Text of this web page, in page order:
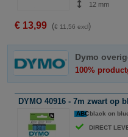
12 mm
€ 13,99 (€ 11,56 excl)
Dymo
100%
DYMO 40916 - 7m zwart op
ABCblack on
DIRECT